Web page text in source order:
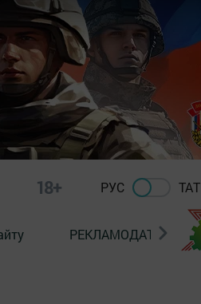
18+ РУС ТАТ
РЕКЛАМОДАТЕЛЯМ